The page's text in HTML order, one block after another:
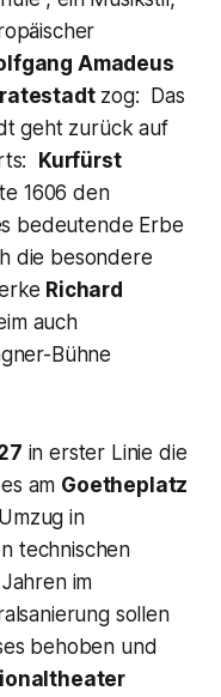
Amadeus
zog: Das
geht zurück auf
Kurfürst
1606 den
bedeutende Erbe
die besondere
Richard
auch
Bühne
in erster Linie die
am Goetheplatz
in
technischen
im
sollen
behoben und